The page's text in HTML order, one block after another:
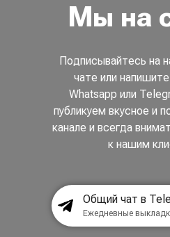
Мы на
Подписывайтесь на
чате или
Whatsapp или
публикуем вкусное и
канале и всегда
к нашим
Общий чат в
Ежедневные